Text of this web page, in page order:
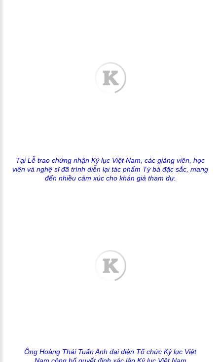
Tại Lễ trao chứng nhận Kỷ lục Việt Nam, các giảng viên, học
viên và nghệ sĩ đã trình diễn lại tác phẩm Tỳ bà đặc sắc, mang
đến nhiều cảm xúc cho khán giả tham dự.
Ông Hoàng Thái Tuấn Anh đại diện Tổ chức Kỷ lục Việt